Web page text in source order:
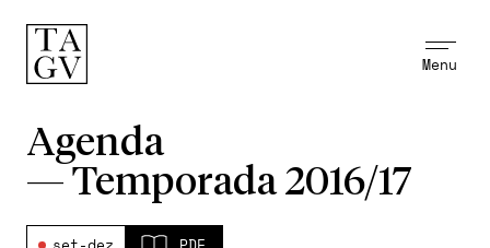
Menu
Agenda
— Temporada 2016/17